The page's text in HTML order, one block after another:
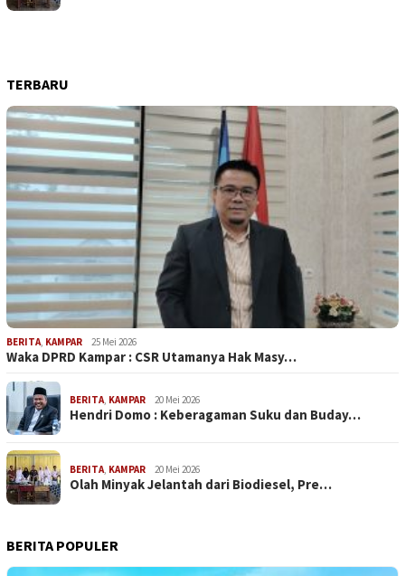
TERBARU
BERITA, KAMPAR 25 Mei 2026
Waka DPRD Kampar : CSR Utamanya Hak Masy…
BERITA, KAMPAR 20 Mei 2026
Hendri Domo : Keberagaman Suku dan Buday…
BERITA, KAMPAR 20 Mei 2026
Olah Minyak Jelantah dari Biodiesel, Pre…
BERITA POPULER